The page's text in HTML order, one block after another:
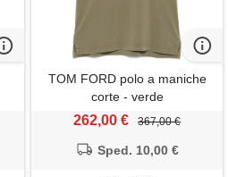
TOM FORD polo a maniche
corte - verde
262,00 € 367,00 €
Sped. 10,00 €